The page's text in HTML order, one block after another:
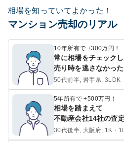
相場を知っていてよかった！
マンション売却のリアル
10年所有で +300万円！
常に相場をチェック
売り時を逃さなかった
50代前半, 岩手県, 3LDK
5年所有で +500万円！
相場を踏まえて
不動産会社14社の査
30代後半, 大阪府, 1K・